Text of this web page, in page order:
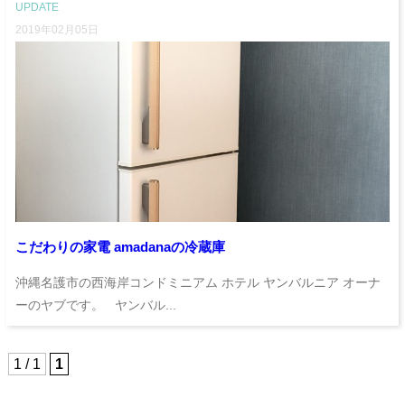
UPDATE
2019年02月05日
こだわりの家電 amadanaの冷蔵庫
沖縄名護市の西海岸コンドミニアム ホテル ヤンバルニア オーナ
ーのヤブです。 ヤンバル...
1 / 1 1